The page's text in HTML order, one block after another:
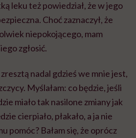
leku też powiedział, że w jego
Choć zaznaczył, że
niepokojącego, mam
zgłosić.
nadal gdzieś we mnie jest,
Myślałam: co będzie, jeśli
miało tak nasilone zmiany jak
cierpiało, płakało, a ja nie
pomóc? Bałam się, że oprócz